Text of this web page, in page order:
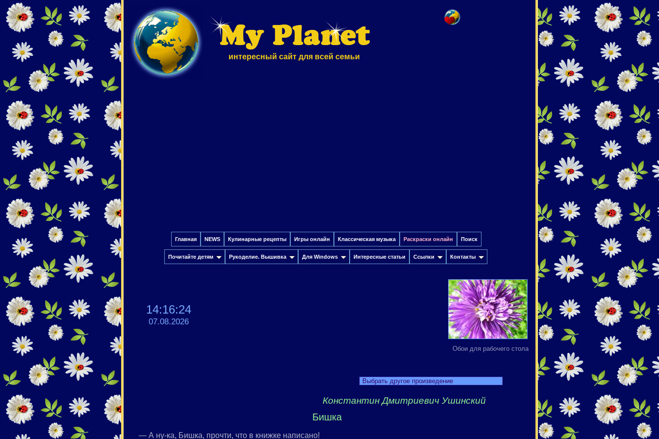
интересный сайт для всей семьи
Главная NEWS Кулинарные рецепты Игры онлайн Классическая музыка Раскраски онлайн Поиск
Почитайте детям Рукоделие. Вышивка Для Windows Интересные cтатьи Ссылки Контакты
14:16:24
07.08.2026
Обои для рабочего стола
Выбрать другое произведение
Константин Дмитриевич Ушинский
Бишка
— А ну-ка, Бишка, прочти, что в книжке написано!